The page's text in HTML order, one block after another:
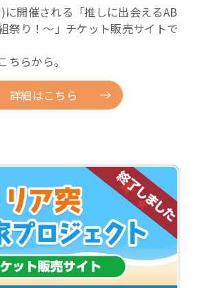
開催される「推しに出会えるAB
祭り！～」チケット販売サイトで
ちらから。
詳細はこちら